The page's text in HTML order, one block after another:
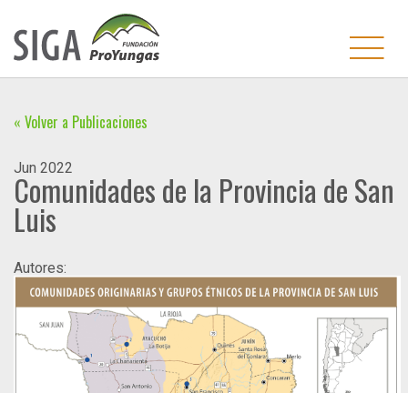
« Volver a Publicaciones
Jun 2022
Comunidades de la Provincia de San
Luis
Autores: